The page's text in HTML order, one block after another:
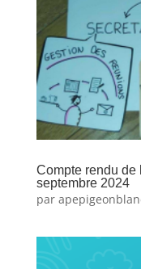
Compte rendu de
septembre 2024
par